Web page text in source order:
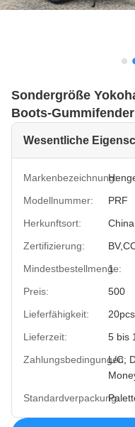
Sondergröße
Boots-Gummifender
Wesentliche
Markenbezeichnung:
Modellnummer:
PRF
Herkunftsort:
China
Zertifizierung:
Mindestbestellmenge:
1
Preis:
500
Lieferfähigkeit:
Lieferzeit:
5 bis
Zahlungsbedingungen:
L/C,
Standardverpackung: